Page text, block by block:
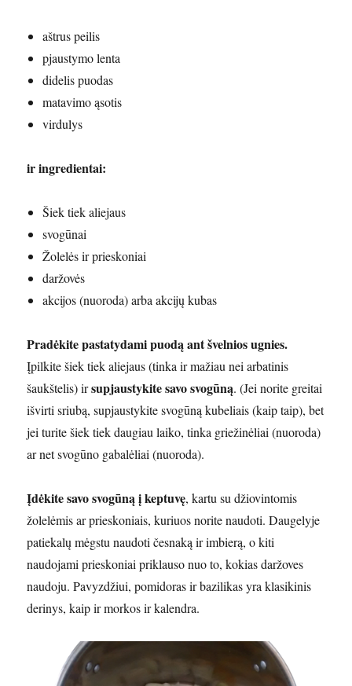
aštrus peilis
pjaustymo lenta
didelis puodas
matavimo ąsotis
virdulys
ir ingredientai:
Šiek tiek aliejaus
svogūnai
Žolelės ir prieskoniai
daržovės
akcijos (nuoroda) arba akcijų kubas
Pradėkite pastatydami puodą ant švelnios ugnies.
Įpilkite šiek tiek aliejaus (tinka ir mažiau nei arbatinis
šaukštelis) irsupjaustykite savo svogūną. (Jei norite greitai
išvirti sriubą, supjaustykite svogūną kubeliais (kaip taip), bet
jei turite šiek tiek daugiau laiko, tinka griežinėliai (nuoroda)
ar net svogūno gabalėliai (nuoroda).
Įdėkite savo svogūną į keptuvę, kartu su džiovintomis
žolelėmis ar prieskoniais, kuriuos norite naudoti. Daugelyje
patiekalų mėgstu naudoti česnaką ir imbierą, o kiti
naudojami prieskoniai priklauso nuo to, kokias daržoves
naudoju. Pavyzdžiui, pomidoras ir bazilikas yra klasikinis
derinys, kaip ir morkos ir kalendra.